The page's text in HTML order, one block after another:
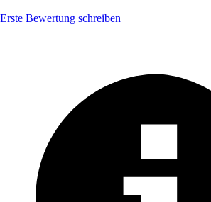
Erste Bewertung schreiben